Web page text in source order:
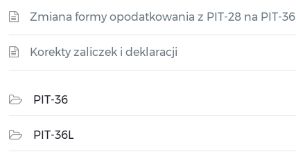
Zmiana formy opodatkowania z PIT-28 na PIT-36
Korekty zaliczek i deklaracji
PIT-36
PIT-36L